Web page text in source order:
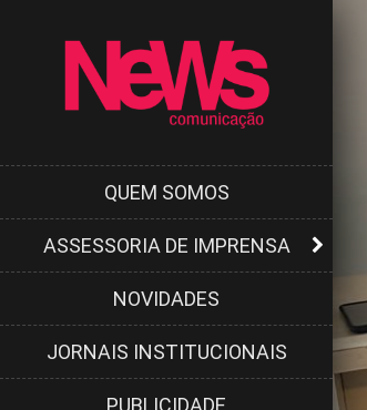
QUEM SOMOS
ASSESSORIA DE IMPRENSA
NOVIDADES
JORNAIS INSTITUCIONAIS
PUBLICIDADE